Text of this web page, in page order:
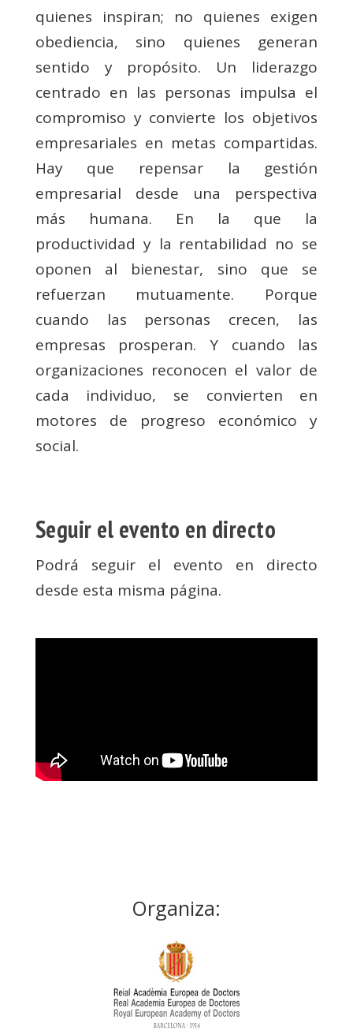
quienes inspiran; no quienes exigen
obediencia, sino quienes generan
sentido y propósito. Un liderazgo
centrado en las personas impulsa el
compromiso y convierte los objetivos
empresariales en metas compartidas.
Hay que repensar la gestión
empresarial desde una perspectiva
más humana. En la que la
productividad y la rentabilidad no se
oponen al bienestar, sino que se
refuerzan mutuamente. Porque
cuando las personas crecen, las
empresas prosperan. Y cuando las
organizaciones reconocen el valor de
cada individuo, se convierten en
motores de progreso económico y
social.
Seguir el evento en directo
Podrá seguir el evento en directo
desde esta misma página.
Organiza: